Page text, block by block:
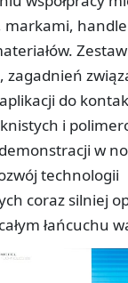
markami,
zagadnień
do
i
w
technologii
coraz silniej
łańcuchu